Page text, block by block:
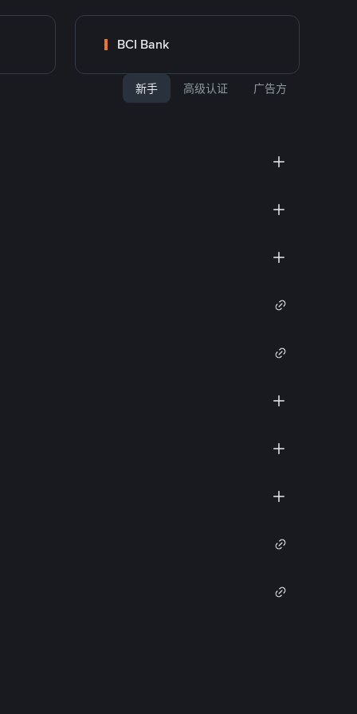
BCI Bank
新手 高级认证 广告方